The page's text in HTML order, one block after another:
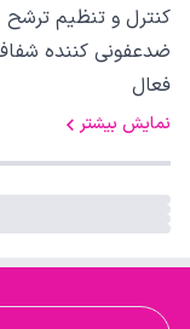
کنترل و تنظیم
ضدعفونی کننده
فعال
نمایش بیشتر